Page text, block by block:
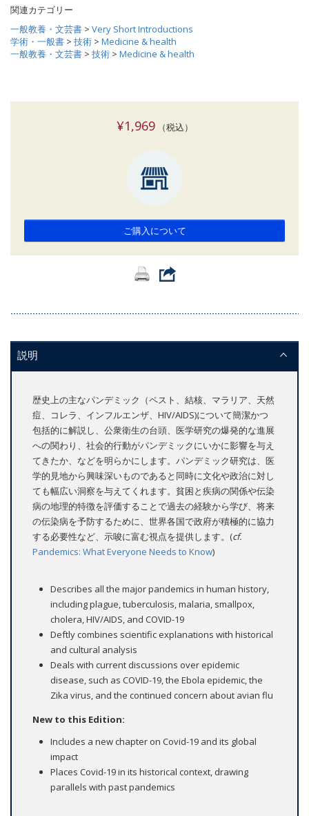
関連カテゴリー
一般教養・文芸書 > Very Short Introductions
学術・一般書 > 技術 > Medicine & health
一般教養・文芸書 > 技術 > Medicine & health
¥1,969（税込）
ご購入について
説明
歴史上の主なパンデミック（ペスト、結核、マラリア、天然
痘、コレラ、インフルエンザ、HIV/AIDS)について簡潔かつ
包括的に解説し、公衆衛生の台頭、医学研究の爆発的な進展
への関わり、社会的行動がパンデミックにいかに影響を与え
てきたか、などを明らかにします。パンデミック研究は、医
学的見地から興味深いものであると同時に文化や政治に対し
ても幅広い洞察を与えてくれます。貧困と疾病の関係や伝染
病の地理的特徴を評価することで過去の経験から学び、将来
の伝染病を予防するために、世界各国で政府が積極的に協力
する必要性など、示唆に富む視点を提供します。(cf.
Pandemics: What Everyone Needs to Know)
Describes all the major pandemics in human history,
including plague, tuberculosis, malaria, smallpox,
cholera, HIV/AIDS, and COVID-19
Deftly combines scientific explanations with historical
and cultural analysis
Deals with current discussions over epidemic
disease, such as COVID-19, the Ebola epidemic, the
Zika virus, and the continued concern about avian flu
New to this Edition:
Includes a new chapter on Covid-19 and its global
impact
Places Covid-19 in its historical context, drawing
parallels with past pandemics